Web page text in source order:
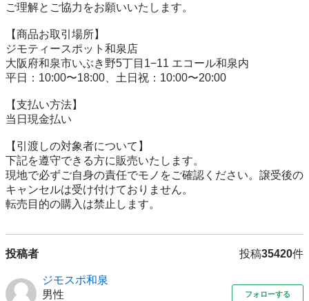
ご理解とご協力をお願いいたします。
【商品お取引場所】
ジモティースポット和泉店
大阪府和泉市いぶき野5丁目1−11 エコール和泉内
平日：10:00〜18:00、土日祝：10:00〜20:00
【⽀払い⽅法】
当日現金払い
【引渡しの対象者について】
下記を遵守できる⽅に販売いたします。
現地で必ずご⾃⾝の責任でモノをご確認ください。譲受後の
キャンセルは受け付けておりません。
転売⽬的の購⼊は禁⽌します。
投稿者 投稿35420件
ジモスポ和泉
男性
フォローする